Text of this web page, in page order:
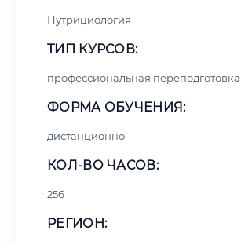
Нутрициология
ТИП КУРСОВ:
профессиональная переподготовка
ФОРМА ОБУЧЕНИЯ:
дистанционно
КОЛ-ВО ЧАСОВ:
256
РЕГИОН: